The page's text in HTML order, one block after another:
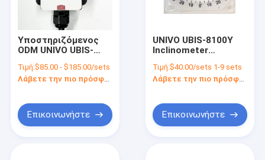
Υποστηριζόμενος
ODM UNIVO UBIS-
αισθητήρας κλίσης
για βιομηχανικές
Τιμή:$85.00 - $185.00/sets
Λάβετε την πιο πρόσφατη τιμή
Επικοινωνήστε
UNIVO UBIS-8100Y
Inclinometer
φτέρνας πλοίου με
διπλό μετρητή
Τιμή:$40.00/sets 1-9 sets
Επικοινωνήστε